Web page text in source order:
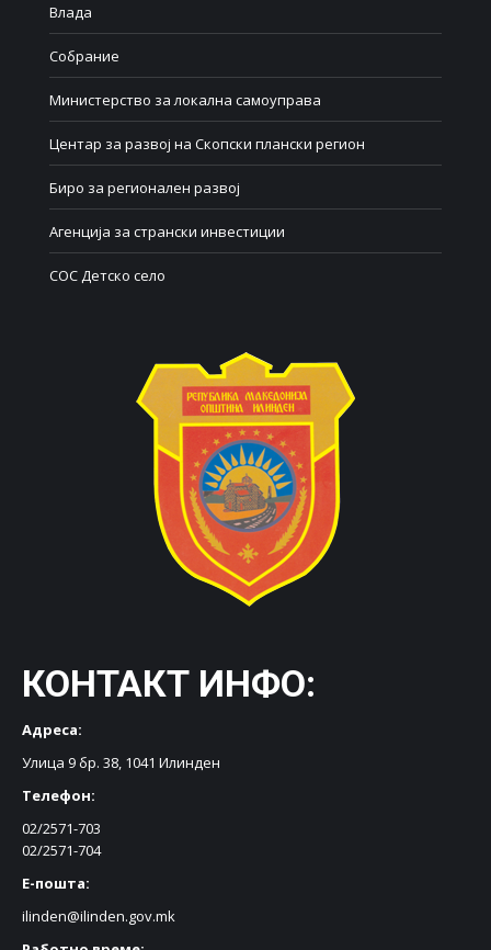
Влада
Собрание
Министерство за локална самоуправа
Центар за развој на Скопски плански регион
Биро за регионален развој
Агенција за странски инвестиции
СОС Детско село
КОНТАКТ ИНФО:
Адреса:
Улица 9 бр. 38, 1041 Илинден
Телефон:
02/2571-703
02/2571-704
Е-пошта:
ilinden@ilinden.gov.mk